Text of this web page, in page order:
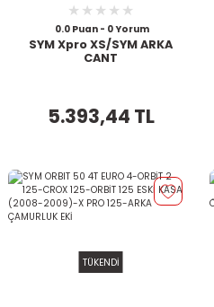
0.0 Puan - 0 Yorum
SYM Xpro XS/SYM ARKA
CANT
5.393,44 TL
TÜKENDİ